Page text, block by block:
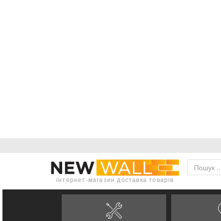
інтернет-магазин доставка товарів